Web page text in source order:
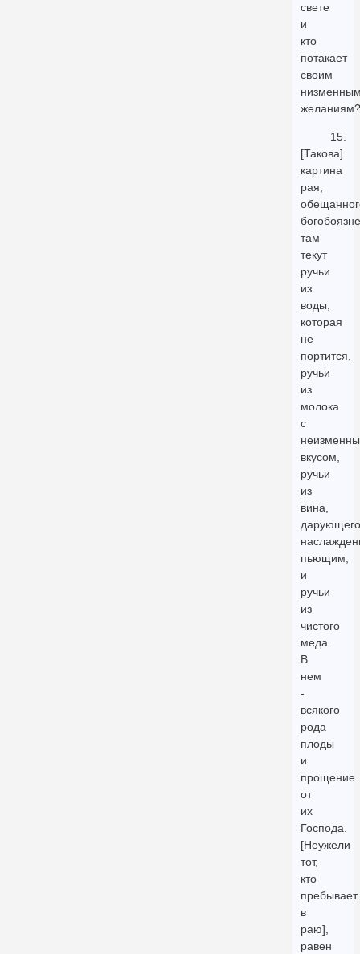
свете
и
кто
потакает
своим
желаниям?
15.
[Такова]
картина
рая,
там
текут
ручьи
из
воды,
которая
не
портится,
ручьи
из
молока
с
вкусом,
ручьи
из
вина,
дарующего
пьющим,
и
ручьи
из
чистого
меда.
В
нем
-
всякого
рода
плоды
и
прощение
от
их
Господа.
[Неужели
тот,
кто
пребывает
в
раю],
равен